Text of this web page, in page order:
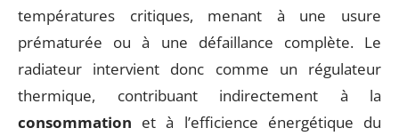
températures critiques, menant à une usure
prématurée ou à une défaillance complète. Le
radiateur intervient donc comme un régulateur
thermique, contribuant indirectement à la
consommation et à l’efficience énergétique du